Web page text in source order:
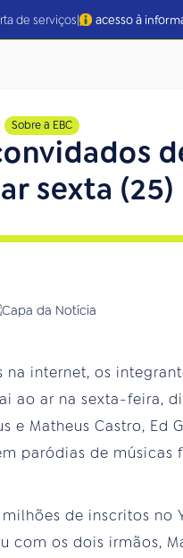
de serviços| acesso à
Sobre a EBC
sexta (25)
internet, os
ar na sexta-feira,
Matheus Castro, Ed
paródias de músicas
de inscritos no
com os dois irmãos,